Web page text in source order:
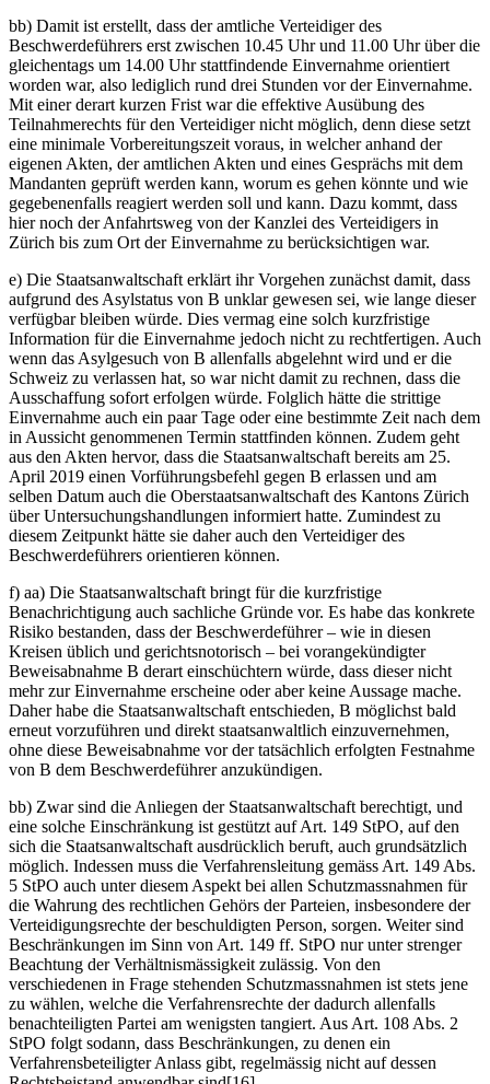
bb) Damit ist erstellt, dass der amtliche Verteidiger des
Beschwerdeführers erst zwischen 10.45 Uhr und 11.00 Uhr über die
gleichentags um 14.00 Uhr stattfindende Einvernahme orientiert
worden war, also lediglich rund drei Stunden vor der Einvernahme.
Mit einer derart kurzen Frist war die effektive Ausübung des
Teilnahmerechts für den Verteidiger nicht möglich, denn diese setzt
eine minimale Vorbereitungszeit voraus, in welcher anhand der
eigenen Akten, der amtlichen Akten und eines Gesprächs mit dem
Mandanten geprüft werden kann, worum es gehen könnte und wie
gegebenenfalls reagiert werden soll und kann. Dazu kommt, dass
hier noch der Anfahrtsweg von der Kanzlei des Verteidigers in
Zürich bis zum Ort der Einvernahme zu berücksichtigen war.
e) Die Staatsanwaltschaft erklärt ihr Vorgehen zunächst damit, dass
aufgrund des Asylstatus von B unklar gewesen sei, wie lange dieser
verfügbar bleiben würde. Dies vermag eine solch kurzfristige
Information für die Einvernahme jedoch nicht zu rechtfertigen. Auch
wenn das Asylgesuch von B allenfalls abgelehnt wird und er die
Schweiz zu verlassen hat, so war nicht damit zu rechnen, dass die
Ausschaffung sofort erfolgen würde. Folglich hätte die strittige
Einvernahme auch ein paar Tage oder eine bestimmte Zeit nach dem
in Aussicht genommenen Termin stattfinden können. Zudem geht
aus den Akten hervor, dass die Staatsanwaltschaft bereits am 25.
April 2019 einen Vorführungsbefehl gegen B erlassen und am
selben Datum auch die Oberstaatsanwaltschaft des Kantons Zürich
über Untersuchungshandlungen informiert hatte. Zumindest zu
diesem Zeitpunkt hätte sie daher auch den Verteidiger des
Beschwerdeführers orientieren können.
f) aa) Die Staatsanwaltschaft bringt für die kurzfristige
Benachrichtigung auch sachliche Gründe vor. Es habe das konkrete
Risiko bestanden, dass der Beschwerdeführer – wie in diesen
Kreisen üblich und gerichtsnotorisch – bei vorangekündigter
Beweisabnahme B derart einschüchtern würde, dass dieser nicht
mehr zur Einvernahme erscheine oder aber keine Aussage mache.
Daher habe die Staatsanwaltschaft entschieden, B möglichst bald
erneut vorzuführen und direkt staatsanwaltlich einzuvernehmen,
ohne diese Beweisabnahme vor der tatsächlich erfolgten Festnahme
von B dem Beschwerdeführer anzukündigen.
bb) Zwar sind die Anliegen der Staatsanwaltschaft berechtigt, und
eine solche Einschränkung ist gestützt auf Art. 149 StPO, auf den
sich die Staatsanwaltschaft ausdrücklich beruft, auch grundsätzlich
möglich. Indessen muss die Verfahrensleitung gemäss Art. 149 Abs.
5 StPO auch unter diesem Aspekt bei allen Schutzmassnahmen für
die Wahrung des rechtlichen Gehörs der Parteien, insbesondere der
Verteidigungsrechte der beschuldigten Person, sorgen. Weiter sind
Beschränkungen im Sinn von Art. 149 ff. StPO nur unter strenger
Beachtung der Verhältnismässigkeit zulässig. Von den
verschiedenen in Frage stehenden Schutzmassnahmen ist stets jene
zu wählen, welche die Verfahrensrechte der dadurch allenfalls
benachteiligten Partei am wenigsten tangiert. Aus Art. 108 Abs. 2
StPO folgt sodann, dass Beschränkungen, zu denen ein
Verfahrensbeteiligter Anlass gibt, regelmässig nicht auf dessen